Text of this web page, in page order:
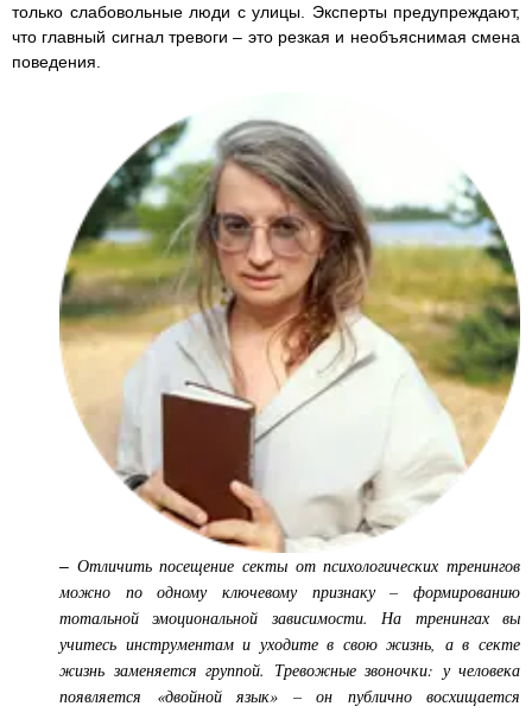
только слабовольные люди с улицы. Эксперты предупреждают,
что главный сигнал тревоги – это резкая и необъяснимая смена
поведения.
– Отличить посещение секты от психологических тренингов
можно по одному ключевому признаку – формированию
тотальной эмоциональной зависимости. На тренингах вы
учитесь инструментам и уходите в свою жизнь, а в секте
жизнь заменяется группой. Тревожные звоночки: у человека
появляется «двойной язык» – он публично восхищается